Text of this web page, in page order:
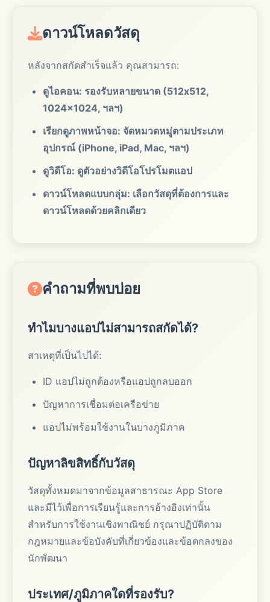
ดาวน์โหลดวัสดุ
หลังจากสกัดสำเร็จแล้ว คุณสามารถ:
ดูไอคอน: รองรับหลายขนาด (512x512,
1024x1024, ฯลฯ)
เรียกดูภาพหน้าจอ: จัดหมวดหมู่ตามประเภท
อุปกรณ์ (iPhone, iPad, Mac, ฯลฯ)
ดูวิดีโอ: ดูตัวอย่างวิดีโอโปรโมตแอป
ดาวน์โหลดแบบกลุ่ม: เลือกวัสดุที่ต้องการและ
ดาวน์โหลดด้วยคลิกเดียว
คำถามที่พบบ่อย
ทำไมบางแอปไม่สามารถสกัดได้?
สาเหตุที่เป็นไปได้:
ID แอปไม่ถูกต้องหรือแอปถูกลบออก
ปัญหาการเชื่อมต่อเครือข่าย
แอปไม่พร้อมใช้งานในบางภูมิภาค
ปัญหาลิขสิทธิ์กับวัสดุ
วัสดุทั้งหมดมาจากข้อมูลสาธารณะ App Store
และมีไว้เพื่อการเรียนรู้และการอ้างอิงเท่านั้น
สำหรับการใช้งานเชิงพาณิชย์ กรุณาปฏิบัติตาม
กฎหมายและข้อบังคับที่เกี่ยวข้องและข้อตกลงของ
นักพัฒนา
ประเทศ/ภูมิภาคใดที่รองรับ?